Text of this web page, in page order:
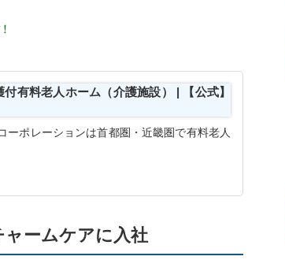
有料老人ホーム（介護施設） | 【公式】
ーポレーションは首都圏・近畿圏で有料老人
ームケアに入社